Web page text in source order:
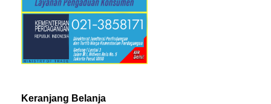
Keranjang Belanja